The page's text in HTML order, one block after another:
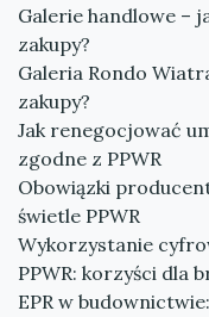
Galerie handlowe –
zakupy?
Galeria Rondo
zakupy?
Jak renegocjować
zgodne z PPWR
Obowiązki
świetle PPWR
Wykorzystanie
PPWR: korzyści dla
EPR w